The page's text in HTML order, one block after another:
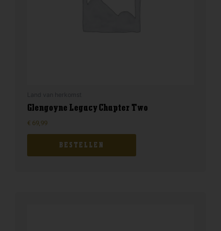
Glengoyne Legacy Chapter Two
€ 69,99
BESTELLEN